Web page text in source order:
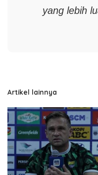
yang lebih
Artikel lainnya